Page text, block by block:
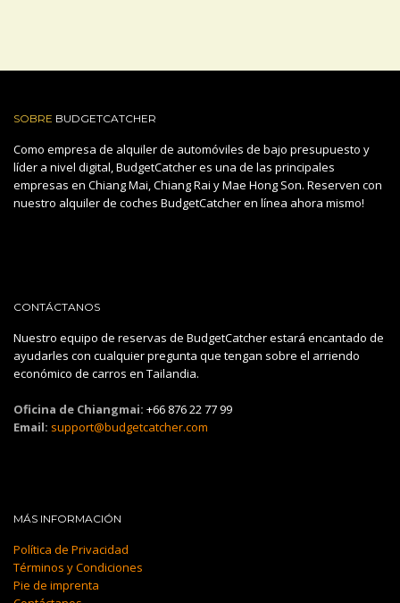
SOBRE BUDGETCATCHER
Como empresa de alquiler de automóviles de bajo presupuesto y
líder a nivel digital, BudgetCatcher es una de las principales
empresas en Chiang Mai, Chiang Rai y Mae Hong Son. Reserven con
nuestro alquiler de coches BudgetCatcher en línea ahora mismo!
CONTÁCTANOS
Nuestro equipo de reservas de BudgetCatcher estará encantado de
ayudarles con cualquier pregunta que tengan sobre el arriendo
económico de carros en Tailandia.
Oficina de Chiangmai: +66 876 22 77 99
Email: support@budgetcatcher.com
MÁS INFORMACIÓN
Política de Privacidad
Términos y Condiciones
Pie de imprenta